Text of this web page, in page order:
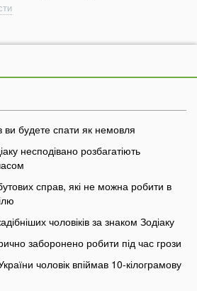
ви будете спати як немовля
несподівано розбагатіють
справ, які не можна робити в
чоловіків за знаком Зодіаку
заборонено робити під час грози
чоловік впіймав 10-кілограмову